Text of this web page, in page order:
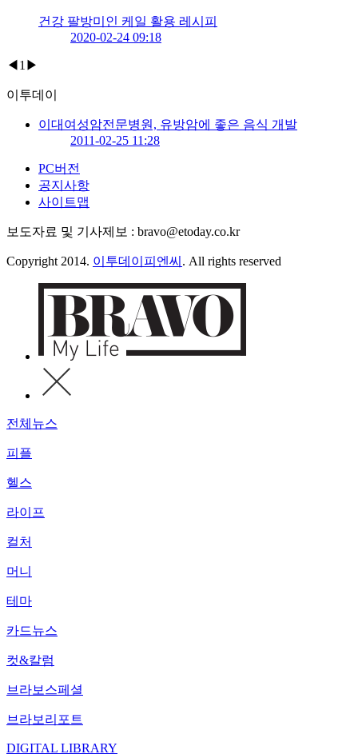
건강 팔방미인 케일 활용 레시피
2020-02-24 09:18
◀ 1 ▶
이투데이
이대여성암전문병원, 유방암에 좋은 음식 개발
2011-02-25 11:28
PC버전
공지사항
사이트맵
보도자료 및 기사제보 : bravo@etoday.co.kr
Copyright 2014. 이투데이피엔씨 . All rights reserved
전체뉴스
피플
헬스
라이프
컬처
머니
테마
카드뉴스
컷&칼럼
브라보스페셜
브라보리포트
DIGITAL LIBRARY